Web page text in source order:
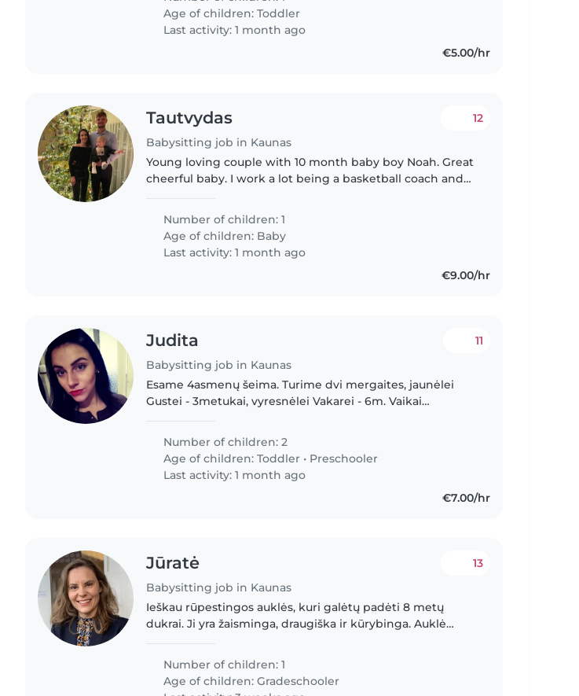
Age of children:Toddler
Last activity: 1 month ago
€5.00/hr
Tautvydas
Babysitting job in Kaunas
12
Young loving couple with 10 month baby boy Noah. Great
cheerful baby. I work a lot being a basketball coach and
Looking for some help..
Number of children: 1
Age of children: Baby
Last activity: 1 month ago
€9.00/hr
Judita
Babysitting job in Kaunas
11
Esame 4asmenų šeima. Turime dvi mergaites, jaunėlei
Gustei - 3metukai, vyresnėlei Vakarei - 6m. Vaikai
kartu. Alergijų nei..
Number of children: 2
Age of children:Toddler • Preschooler
Last activity: 1 month ago
€7.00/hr
Jūratė
Babysitting job in Kaunas
13
Ieškau rūpestingos auklės, kuri galėtų padėti 8 metų
dukrai. Ji yra žaisminga, draugiška ir kūrybinga. Auklė
paruošti vakarienę,..
Number of children: 1
Age of children:Gradeschooler